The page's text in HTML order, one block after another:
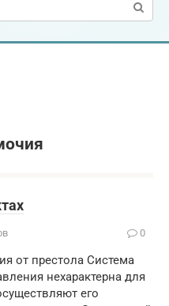
0
от престола Система
нехарактерна для
его